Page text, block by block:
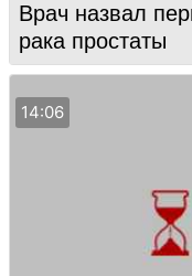
Врач назвал
рака простаты
14:06